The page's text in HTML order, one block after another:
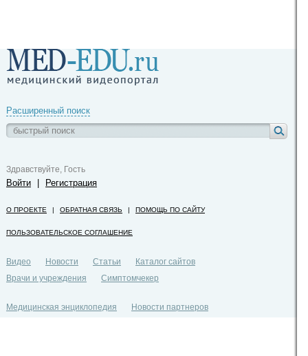
Расширенный поиск
Здравствуйте, Гость
Войти Регистрация
О ПРОЕКТЕ | ОБРАТНАЯ СВЯЗЬ | ПОМОЩЬ ПО САЙТУ
ПОЛЬЗОВАТЕЛЬСКОЕ СОГЛАШЕНИЕ
Видео Новости Статьи
Каталог сайтов
Врачи и учреждения
Симптомчекер
Медицинская энциклопедия
Новости партнеров